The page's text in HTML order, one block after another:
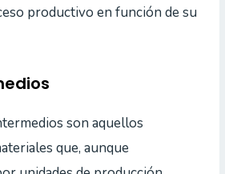
productivo en función de su
son aquellos
que, aunque